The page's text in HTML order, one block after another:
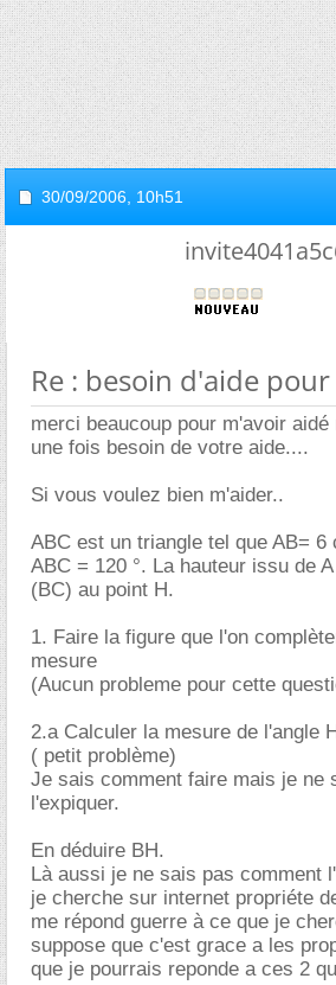
30/09/2006, 10h51
Re : besoin d'aide
merci beaucoup pour m'avoir
une fois besoin de votre aide....
Si vous voulez bien m'aider..
ABC est un triangle tel que AB=
ABC = 120 °. La hauteur issu de
(BC) au point H.
1. Faire la figure que l'on
mesure
(Aucun probleme pour cette
2.a Calculer la mesure de l'angle
( petit problème)
Je sais comment faire mais je ne
l'expiquer.
En déduire BH.
Là aussi je ne sais pas comment
je cherche sur internet propriéte
me répond guerre à ce que je
suppose que c'est grace a les
que je pourrais reponde a ces 2